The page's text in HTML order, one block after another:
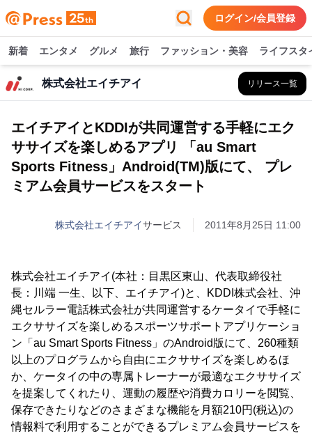
ログイン/会員登録
新着 エンタメ グルメ 旅行 ファッション・美容 ライフスタ
株式会社エイチアイ リリース一覧
エイチアイとKDDIが共同運営する手軽にエク
ササイズを楽しめるアプリ 「au Smart
Sports Fitness」Android(TM)版にて、 プレ
ミアム会員サービスをスタート
株式会社エイチアイサービス 2011年8月25日 11:00
株式会社エイチアイ(本社：目黒区東山、代表取締役社
長：川端 一生、以下、エイチアイ)と、KDDI株式会社、沖
縄セルラー電話株式会社が共同運営するケータイで手軽に
エクササイズを楽しめるスポーツサポートアプリケーショ
ン「au Smart Sports Fitness」のAndroid版にて、260種類
以上のプログラムから自由にエクササイズを楽しめるほ
か、ケータイの中の専属トレーナーが最適なエクササイズ
を提案してくれたり、運動の履歴や消費カロリーを閲覧、
保存できたりなどのさまざまな機能を月額210円(税込)の
情報料で利用することができるプレミアム会員サービスを